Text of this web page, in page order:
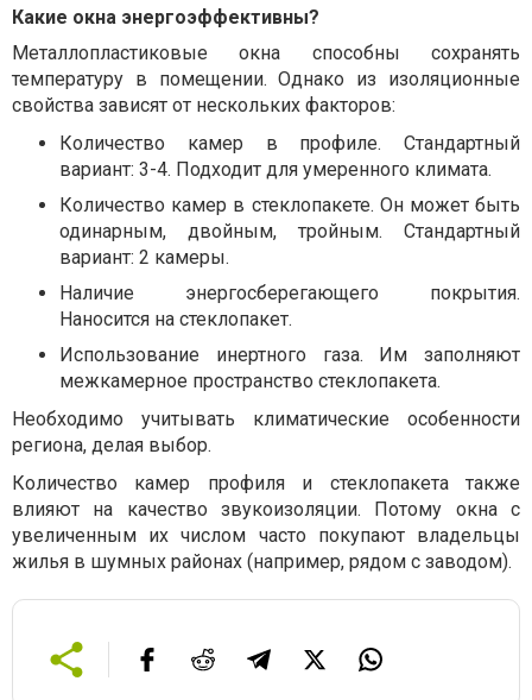
Какие окна энергоэффективны?
Металлопластиковые окна способны сохранять
температуру в помещении. Однако из изоляционные
свойства зависят от нескольких факторов:
Количество камер в профиле. Стандартный
вариант: 3-4. Подходит для умеренного климата.
Количество камер в стеклопакете. Он может быть
одинарным, двойным, тройным. Стандартный
вариант: 2 камеры.
Наличие энергосберегающего покрытия.
Наносится на стеклопакет.
Использование инертного газа. Им заполняют
межкамерное пространство стеклопакета.
Необходимо учитывать климатические особенности
региона, делая выбор.
Количество камер профиля и стеклопакета также
влияют на качество звукоизоляции. Потому окна с
увеличенным их числом часто покупают владельцы
жилья в шумных районах (например, рядом с заводом).